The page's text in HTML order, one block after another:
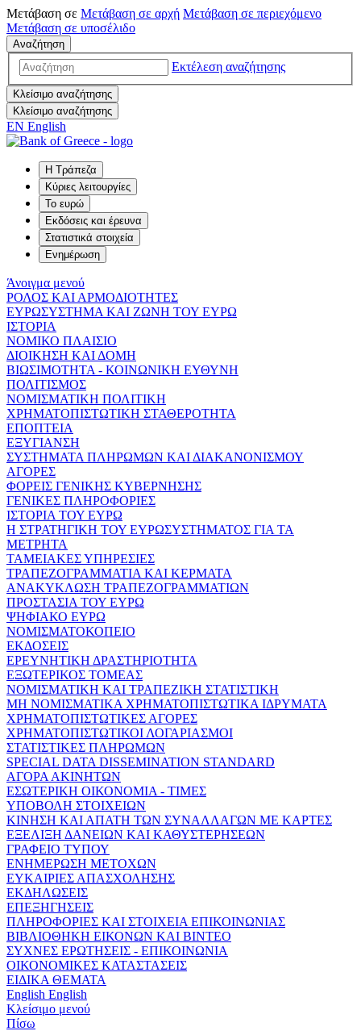
Μετάβαση σε Μετάβαση σε αρχή Μετάβαση σε περιεχόμενο
Μετάβαση σε υποσέλιδο
Αναζήτηση
Εκτέλεση αναζήτησης
Κλείσιμο αναζήτησης
Κλείσιμο αναζήτησης
EN English
Η Τράπεζα
Κύριες λειτουργίες
Το ευρώ
Εκδόσεις και έρευνα
Στατιστικά στοιχεία
Ενημέρωση
Άνοιγμα μενού
ΡΟΛΟΣ ΚΑΙ ΑΡΜΟΔΙΟΤΗΤΕΣ
ΕΥΡΩΣΥΣΤΗΜΑ ΚΑΙ ΖΩΝΗ ΤΟΥ ΕΥΡΩ
ΙΣΤΟΡΙΑ
ΝΟΜΙΚΟ ΠΛΑΙΣΙΟ
ΔΙΟΙΚΗΣΗ ΚΑΙ ΔΟΜΗ
ΒΙΩΣΙΜΟΤΗΤΑ - ΚΟΙΝΩΝΙΚΗ ΕΥΘΥΝΗ
ΠΟΛΙΤΙΣΜΟΣ
ΝΟΜΙΣΜΑΤΙΚΗ ΠΟΛΙΤΙΚΗ
ΧΡΗΜΑΤΟΠΙΣΤΩΤΙΚΗ ΣΤΑΘΕΡΟΤΗΤΑ
ΕΠΟΠΤΕΙΑ
ΕΞΥΓΙΑΝΣΗ
ΣΥΣΤΗΜΑΤΑ ΠΛΗΡΩΜΩΝ ΚΑΙ ΔΙΑΚΑΝΟΝΙΣΜΟΥ
ΑΓΟΡΕΣ
ΦΟΡΕΙΣ ΓΕΝΙΚΗΣ ΚΥΒΕΡΝΗΣΗΣ
ΓΕΝΙΚΕΣ ΠΛΗΡΟΦΟΡΙΕΣ
ΙΣΤΟΡΙΑ ΤΟΥ ΕΥΡΩ
Η ΣΤΡΑΤΗΓΙΚΗ ΤΟΥ ΕΥΡΩΣΥΣΤΗΜΑΤΟΣ ΓΙΑ ΤΑ
ΜΕΤΡΗΤΑ
ΤΑΜΕΙΑΚΕΣ ΥΠΗΡΕΣΙΕΣ
ΤΡΑΠΕΖΟΓΡΑΜΜΑΤΙΑ ΚΑΙ ΚΕΡΜΑΤΑ
ΑΝΑΚΥΚΛΩΣΗ ΤΡΑΠΕΖΟΓΡΑΜΜΑΤΙΩΝ
ΠΡΟΣΤΑΣΙΑ ΤΟΥ ΕΥΡΩ
ΨΗΦΙΑΚΟ ΕΥΡΩ
ΝΟΜΙΣΜΑΤΟΚΟΠΕΙΟ
ΕΚΔΟΣΕΙΣ
ΕΡΕΥΝΗΤΙΚΗ ΔΡΑΣΤΗΡΙΟΤΗΤΑ
ΕΞΩΤΕΡΙΚΟΣ ΤΟΜΕΑΣ
ΝΟΜΙΣΜΑΤΙΚΗ ΚΑΙ ΤΡΑΠΕΖΙΚΗ ΣΤΑΤΙΣΤΙΚΗ
ΜΗ ΝΟΜΙΣΜΑΤΙΚΑ ΧΡΗΜΑΤΟΠΙΣΤΩΤΙΚΑ ΙΔΡΥΜΑΤΑ
ΧΡΗΜΑΤΟΠΙΣΤΩΤΙΚΕΣ ΑΓΟΡΕΣ
ΧΡΗΜΑΤΟΠΙΣΤΩΤΙΚΟΙ ΛΟΓΑΡΙΑΣΜΟΙ
ΣΤΑΤΙΣΤΙΚΕΣ ΠΛΗΡΩΜΩΝ
SPECIAL DATA DISSEMINATION STANDARD
ΑΓΟΡΑ ΑΚΙΝΗΤΩΝ
ΕΣΩΤΕΡΙΚΗ ΟΙΚΟΝΟΜΙΑ - ΤΙΜΕΣ
ΥΠΟΒΟΛΗ ΣΤΟΙΧΕΙΩΝ
ΚΙΝΗΣΗ ΚΑΙ ΑΠΑΤΗ ΤΩΝ ΣΥΝΑΛΛΑΓΩΝ ΜΕ ΚΑΡΤΕΣ
ΕΞΕΛΙΞΗ ΔΑΝΕΙΩΝ ΚΑΙ ΚΑΘΥΣΤΕΡΗΣΕΩΝ
ΓΡΑΦΕΙΟ ΤΥΠΟΥ
ΕΝΗΜΕΡΩΣΗ ΜΕΤΟΧΩΝ
ΕΥΚΑΙΡΙΕΣ ΑΠΑΣΧΟΛΗΣΗΣ
ΕΚΔΗΛΩΣΕΙΣ
ΕΠΕΞΗΓΗΣΕΙΣ
ΠΛΗΡΟΦΟΡΙΕΣ ΚΑΙ ΣΤΟΙΧΕΙΑ ΕΠΙΚΟΙΝΩΝΙΑΣ
ΒΙΒΛΙΟΘΗΚΗ ΕΙΚΟΝΩΝ ΚΑΙ ΒΙΝΤΕΟ
ΣΥΧΝΕΣ ΕΡΩΤΗΣΕΙΣ - ΕΠΙΚΟΙΝΩΝΙΑ
ΟΙΚΟΝΟΜΙΚΕΣ ΚΑΤΑΣΤΑΣΕΙΣ
ΕΙΔΙΚΑ ΘΕΜΑΤΑ
English English
Κλείσιμο μενού
Πίσω